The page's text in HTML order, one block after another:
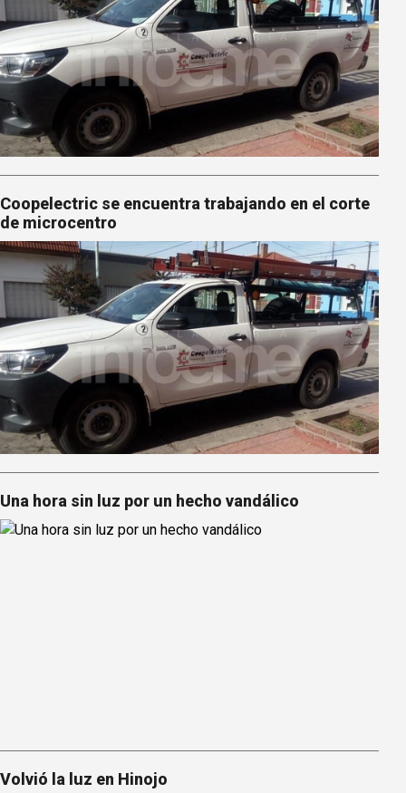
Coopelectric se encuentra trabajando en el corte
de microcentro
Una hora sin luz por un hecho vandálico
Volvió la luz en Hinojo